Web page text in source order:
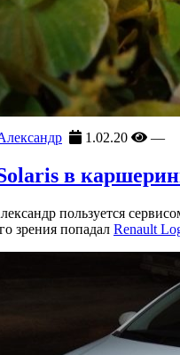
1.02.20 —
в
пользуется
зрения попадал Renault